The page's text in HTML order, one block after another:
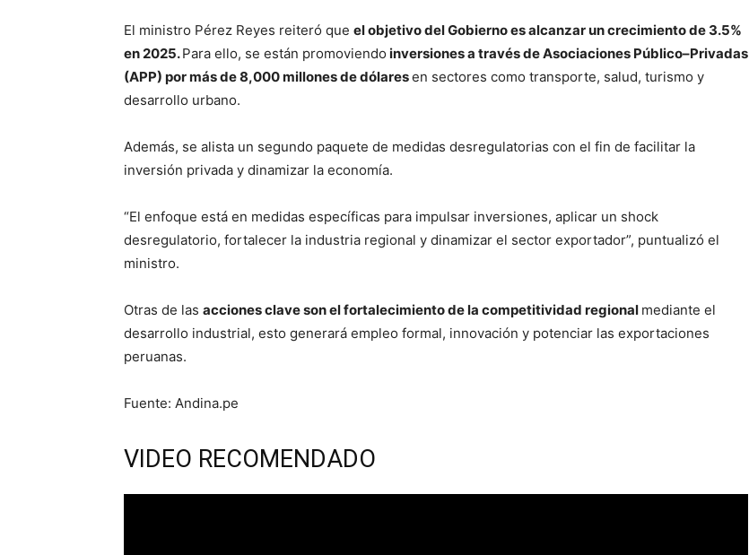
El ministro Pérez Reyes reiteró que el objetivo del Gobierno es alcanzar un crecimiento de 3.5%
en 2025.Para ello, se están promoviendo inversiones a través de Asociaciones Público–Privadas
(APP) por más de 8,000 millones de dólaresen sectores como transporte, salud, turismo y
desarrollo urbano.
Además, se alista un segundo paquete de medidas desregulatorias con el fin de facilitar la
inversión privada y dinamizar la economía.
“El enfoque está en medidas específicas para impulsar inversiones, aplicar un shock
desregulatorio, fortalecer la industria regional y dinamizar el sector exportador”, puntualizó el
ministro.
Otras de las acciones clave son el fortalecimiento de la competitividad regional mediante el
desarrollo industrial, esto generará empleo formal, innovación y potenciar las exportaciones
peruanas.
Fuente: Andina.pe
VIDEO RECOMENDADO